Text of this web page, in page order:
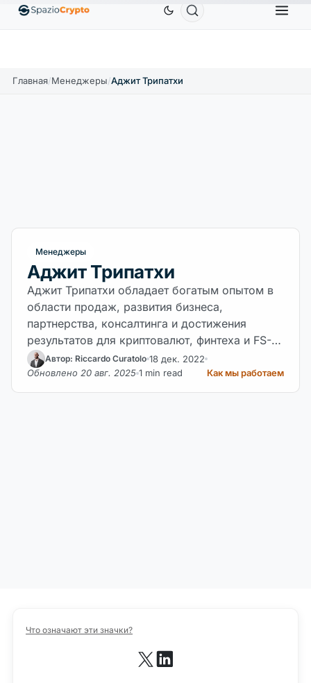
EthereumETH1 880,58 $ Tether USDT0,9991 $ BNBBNB
Главная/Менеджеры/Аджит Трипатхи
Менеджеры
Аджит Трипатхи
Аджит Трипатхи обладает богатым опытом в
области продаж, развития бизнеса,
партнерства, консалтинга и достижения
результатов для криптовалют, финтеха и FS-
компаний.
Автор: Riccardo Curatolo 18 дек. 2022
Обновлено 20 авг. 2025 1 min read Как мы работаем
Что означают эти значки?